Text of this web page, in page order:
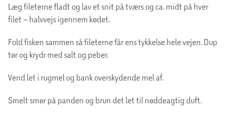
Læg fileterne fladt og lav et snit på tværs og ca. midt på hver
filet – halvvejs igennem kødet.
Fold fisken sammen så fileterne får ens tykkelse hele vejen. Dup
tør og krydr med salt og peber.
Vend let i rugmel og bank overskydende mel af.
Smelt smør på panden og brun det let til nøddeagtig duft.